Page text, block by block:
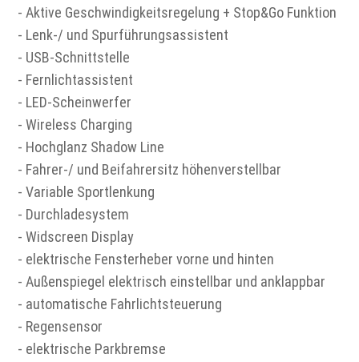
- Aktive Geschwindigkeitsregelung + Stop&Go Funktion
- Lenk-/ und Spurführungsassistent
- USB-Schnittstelle
- Fernlichtassistent
- LED-Scheinwerfer
- Wireless Charging
- Hochglanz Shadow Line
- Fahrer-/ und Beifahrersitz höhenverstellbar
- Variable Sportlenkung
- Durchladesystem
- Widscreen Display
- elektrische Fensterheber vorne und hinten
- Außenspiegel elektrisch einstellbar und anklappbar
- automatische Fahrlichtsteuerung
- Regensensor
- elektrische Parkbremse